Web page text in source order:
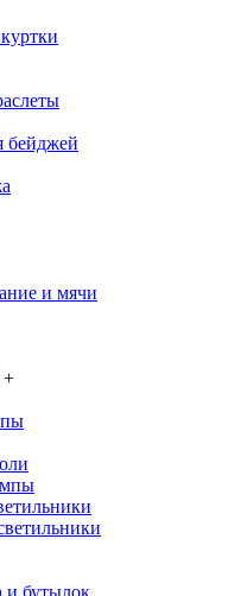
бейджей
и мячи
+
и бутылок